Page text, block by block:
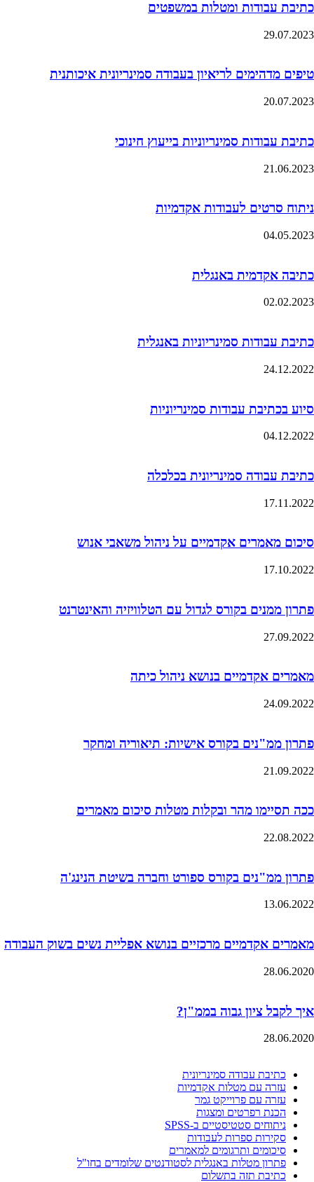
כתיבת עבודות ומטלות במשפטים
29.07.2023
טיפים מדהימים לריאיון בעבודה סמינריונית איכותנית
20.07.2023
כתיבת עבודות סמינריוניות בייעוץ חינוכי
21.06.2023
ניתוח סרטים לעבודות אקדמיות
04.05.2023
כתיבה אקדמית באנגלית
02.02.2023
כתיבת עבודות סמינריוניות באנגלית
24.12.2022
סיוע בכתיבת עבודות סמינריוניות
04.12.2022
כתיבת עבודה סמינריונית בכלכלה
17.11.2022
סיכום מאמרים אקדמיים על ניהול משאבי אנוש
17.10.2022
פתרון ממנים בקורס לגדול עם הטלוויזיה והאינטרנט
27.09.2022
מאמרים אקדמיים בנושא ניהול כיתה
24.09.2022
פתרון ממ"נים בקורס אישיות: תיאוריה ומחקר
21.09.2022
ככה תסיימו מהר ובקלות מטלות סיכום מאמרים
22.08.2022
פתרון ממ"נים בקורס ספורט וחברה בשיטת הנינג'ה
13.06.2022
מאמרים אקדמיים מרכזיים בנושא אפליית נשים בשוק העבודה
28.06.2020
איך לקבל ציון גבוה בממ"ן?
28.06.2020
כתיבת עבודה סמינריונית
עזרה עם מטלות אקדמיות
עזרה עם פרוייקט גמר
הכנת רפרטים ומצגות
ניתוחים סטטיסטיים ב-SPSS
סקירות ספרות לעבודות
סיכומים ותרגומים למאמרים
פתרון מטלות באנגלית לסטודנטים שלומדים בחו"ל
כתיבת תזה בתשלום